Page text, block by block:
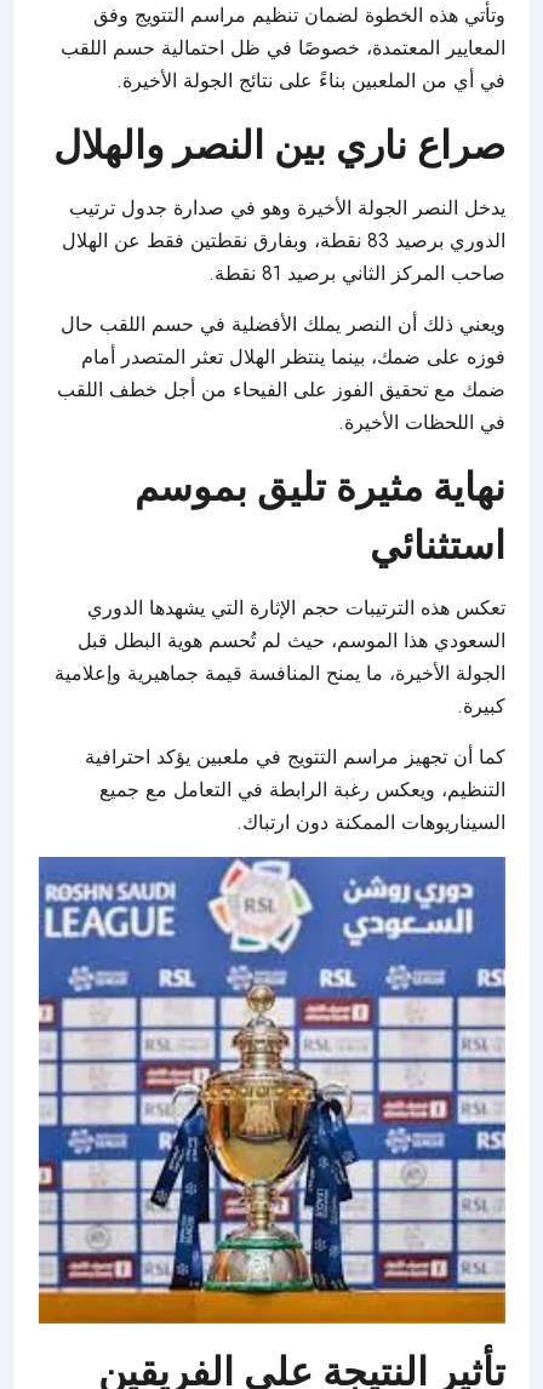
وتأتي هذه الخطوة لضمان تنظيم مراسم التتويج وفق
المعايير المعتمدة، خصوصًا في ظل احتمالية حسم اللقب
في أي من الملعبين بناءً على نتائج الجولة الأخيرة.
صراع ناري بين النصر والهلال
يدخل النصر الجولة الأخيرة وهو في صدارة جدول ترتيب
الدوري برصيد 83 نقطة، وبفارق نقطتين فقط عن الهلال
صاحب المركز الثاني برصيد 81 نقطة.
ويعني ذلك أن النصر يملك الأفضلية في حسم اللقب حال
فوزه على ضمك، بينما ينتظر الهلال تعثر المتصدر أمام
ضمك مع تحقيق الفوز على الفيحاء من أجل خطف اللقب
في اللحظات الأخيرة.
نهاية مثيرة تليق بموسم
استثنائي
تعكس هذه الترتيبات حجم الإثارة التي يشهدها الدوري
السعودي هذا الموسم، حيث لم تُحسم هوية البطل قبل
الجولة الأخيرة، ما يمنح المنافسة قيمة جماهيرية وإعلامية
كبيرة.
كما أن تجهيز مراسم التتويج في ملعبين يؤكد احترافية
التنظيم، ويعكس رغبة الرابطة في التعامل مع جميع
السيناريوهات الممكنة دون ارتباك.
تأثير النتيجة على الفريقين